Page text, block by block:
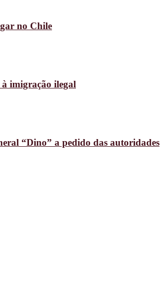
no Chile
imigração ilegal
“Dino” a pedido das autoridades